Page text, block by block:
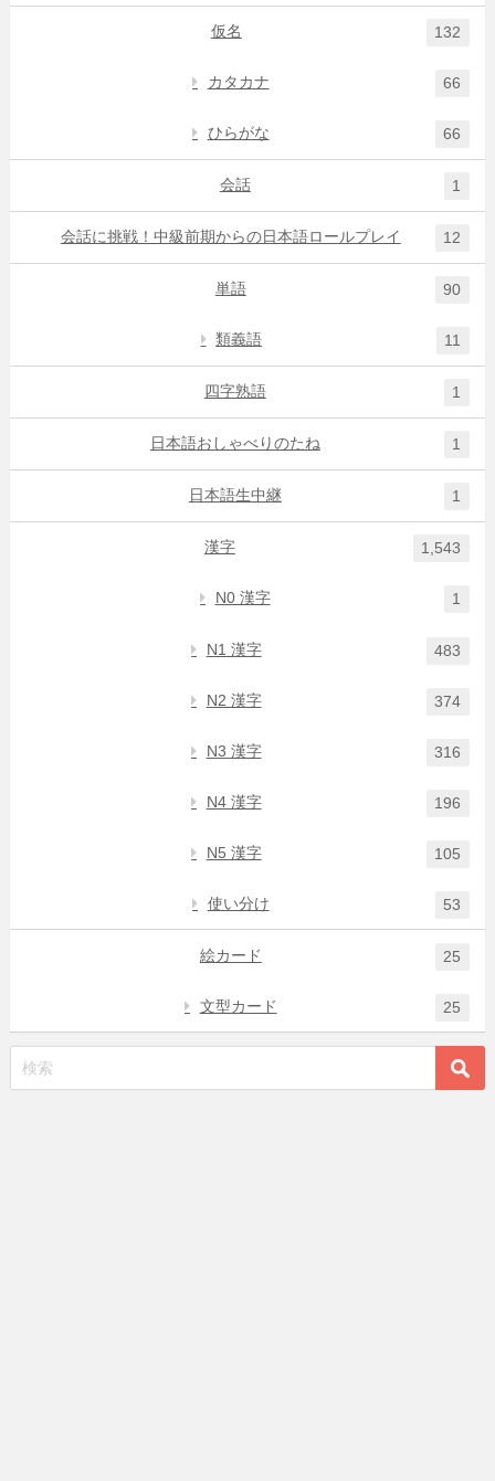
仮名 132
カタカナ 66
ひらがな 66
会話 1
会話に挑戦！中級前期からの日本語ロールプレイ 12
単語 90
類義語 11
四字熟語 1
日本語おしゃべりのたね 1
日本語生中継 1
漢字 1,543
N0 漢字 1
N1 漢字 483
N2 漢字 374
N3 漢字 316
N4 漢字 196
N5 漢字 105
使い分け 53
絵カード 25
文型カード 25